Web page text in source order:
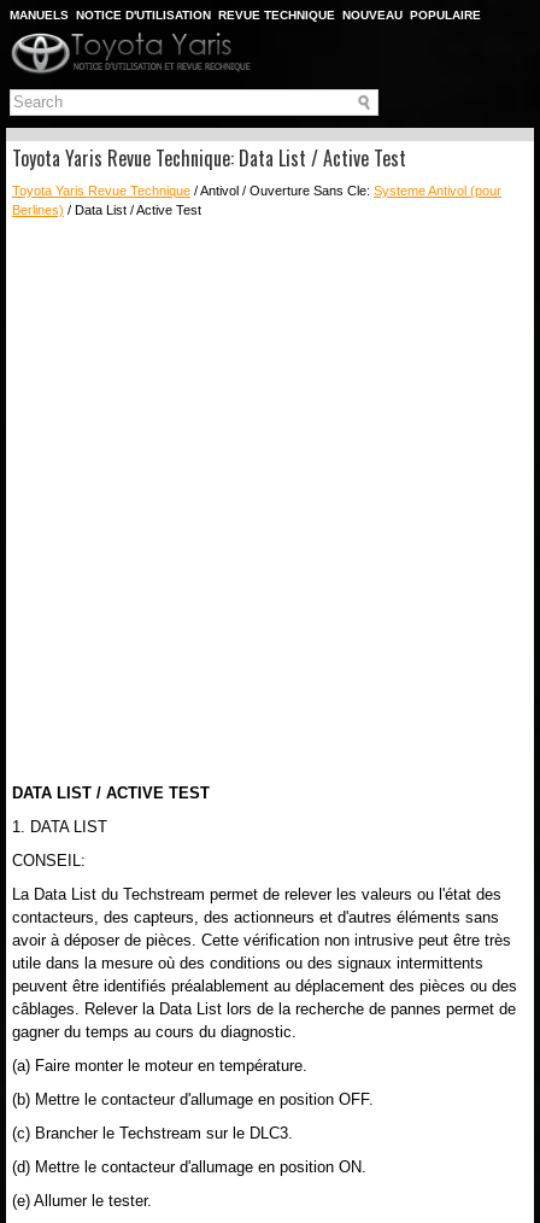
MANUELS NOTICE D'UTILISATION REVUE TECHNIQUE NOUVEAU POPULAIRE
PLAN DU SITE
CHERCHER
Toyota Yaris Revue Technique: Data List / Active Test
Toyota Yaris Revue Technique / Antivol / Ouverture Sans Cle: Systeme Antivol (pour
Berlines) / Data List / Active Test
DATA LIST / ACTIVE TEST
1. DATA LIST
CONSEIL:
La Data List du Techstream permet de relever les valeurs ou l'état des
contacteurs, des capteurs, des actionneurs et d'autres éléments sans
avoir à déposer de pièces. Cette vérification non intrusive peut être très
utile dans la mesure où des conditions ou des signaux intermittents
peuvent être identifiés préalablement au déplacement des pièces ou des
câblages. Relever la Data List lors de la recherche de pannes permet de
gagner du temps au cours du diagnostic.
(a) Faire monter le moteur en température.
(b) Mettre le contacteur d'allumage en position OFF.
(c) Brancher le Techstream sur le DLC3.
(d) Mettre le contacteur d'allumage en position ON.
(e) Allumer le tester.